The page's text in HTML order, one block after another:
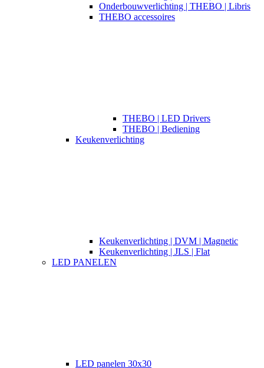
Onderbouwverlichting | THEBO | Libris
THEBO accessoires
THEBO | LED Drivers
THEBO | Bediening
Keukenverlichting
Keukenverlichting | DVM | Magnetic
Keukenverlichting | JLS | Flat
LED PANELEN
LED panelen 30x30